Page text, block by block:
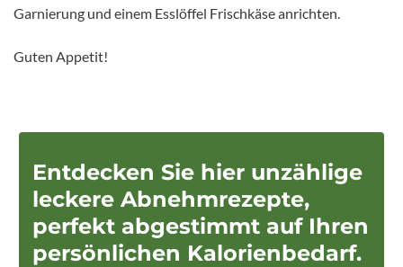
Garnierung und einem Esslöffel Frischkäse anrichten.
Guten Appetit!
Entdecken Sie hier unzählige
leckere Abnehmrezepte,
perfekt abgestimmt auf Ihren
persönlichen Kalorienbedarf.